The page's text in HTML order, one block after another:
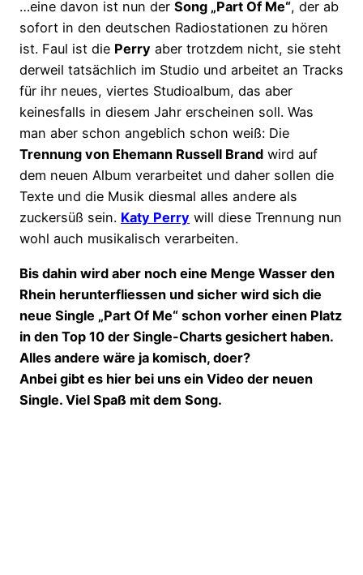
…eine davon ist nun der Song „Part Of Me“, der ab
sofort in den deutschen Radiostationen zu hören
ist. Faul ist die Perry aber trotzdem nicht, sie steht
derweil tatsächlich im Studio und arbeitet an Tracks
für ihr neues, viertes Studioalbum, das aber
keinesfalls in diesem Jahr erscheinen soll. Was
man aber schon angeblich schon weiß: Die
Trennung von Ehemann Russell Brand wird auf
dem neuen Album verarbeitet und daher sollen die
Texte und die Musik diesmal alles andere als
zuckersüß sein. Katy Perry will diese Trennung nun
wohl auch musikalisch verarbeiten.
Bis dahin wird aber noch eine Menge Wasser den
Rhein herunterfliessen und sicher wird sich die
neue Single „Part Of Me“ schon vorher einen Platz
in den Top 10 der Single-Charts gesichert haben.
Alles andere wäre ja komisch, doer?
Anbei gibt es hier bei uns ein Video der neuen
Single. Viel Spaß mit dem Song.